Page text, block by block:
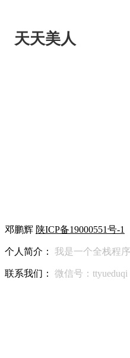
天天美人
邓鹏辉 陕ICP备19000551号-1
个人简介： 我是一个全栈程
联系我们： 微信号：